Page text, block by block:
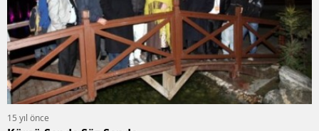
15 yıl önce